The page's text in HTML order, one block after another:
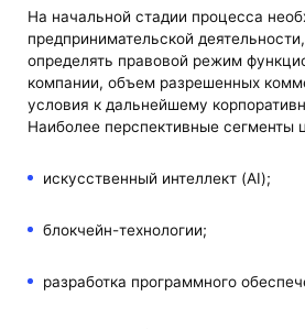
На начальной стадии процесса
предпринимательской
определять правовой режим
компании, объем разрешенных
условия к дальнейшему
Наиболее перспективные сегменты
искусственный интеллект (AI);
блокчейн-технологии;
разработка программного